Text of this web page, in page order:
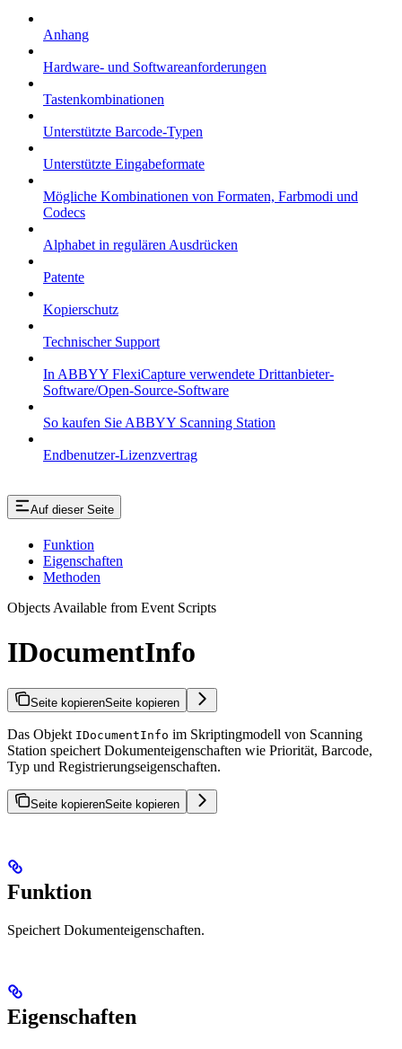
Anhang
Hardware- und Softwareanforderungen
Tastenkombinationen
Unterstützte Barcode-Typen
Unterstützte Eingabeformate
Mögliche Kombinationen von Formaten, Farbmodi und
Codecs
Alphabet in regulären Ausdrücken
Patente
Kopierschutz
Technischer Support
In ABBYY FlexiCapture verwendete Drittanbieter-
Software/Open-Source-Software
So kaufen Sie ABBYY Scanning Station
Endbenutzer-Lizenzvertrag
Auf dieser Seite
Funktion
Eigenschaften
Methoden
Objects Available from Event Scripts
IDocumentInfo
Seite kopierenSeite kopieren
Das Objekt IDocumentInfo im Skriptingmodell von Scanning
Station speichert Dokumenteigenschaften wie Priorität, Barcode,
Typ und Registrierungseigenschaften.
Seite kopierenSeite kopieren
Funktion
Speichert Dokumenteigenschaften.
Eigenschaften